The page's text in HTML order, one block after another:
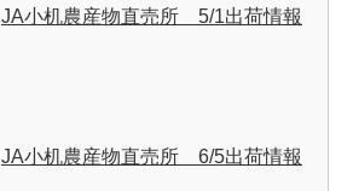
JA小机農産物直売所 5/1出荷情報
JA小机農産物直売所 6/5出荷情報